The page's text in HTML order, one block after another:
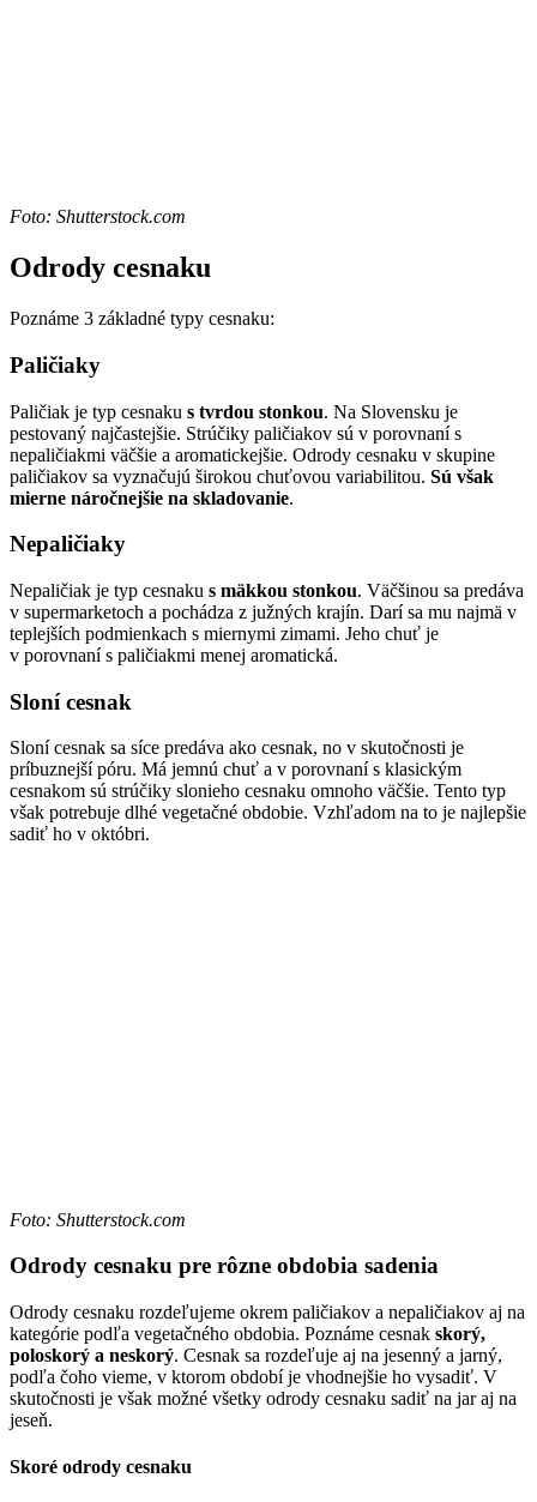
Foto: Shutterstock.com
Odrody cesnaku
Poznáme 3 základné typy cesnaku:
Paličiaky
Paličiak je typ cesnaku s tvrdou stonkou. Na Slovensku je
pestovaný najčastejšie. Strúčiky paličiakov sú v porovnaní s
nepaličiakmi väčšie a aromatickejšie. Odrody cesnaku v skupine
paličiakov sa vyznačujú širokou chuťovou variabilitou. Sú však
mierne náročnejšie na skladovanie.
Nepaličiaky
Nepaličiak je typ cesnaku s mäkkou stonkou. Väčšinou sa predáva
v supermarketoch a pochádza z južných krajín. Darí sa mu najmä v
teplejších podmienkach s miernymi zimami. Jeho chuť je
v porovnaní s paličiakmi menej aromatická.
Sloní cesnak
Sloní cesnak sa síce predáva ako cesnak, no v skutočnosti je
príbuznejší póru. Má jemnú chuť a v porovnaní s klasickým
cesnakom sú strúčiky slonieho cesnaku omnoho väčšie. Tento typ
však potrebuje dlhé vegetačné obdobie. Vzhľadom na to je najlepšie
sadiť ho v októbri.
Foto: Shutterstock.com
Odrody cesnaku pre rôzne obdobia sadenia
Odrody cesnaku rozdeľujeme okrem paličiakov a nepaličiakov aj na
kategórie podľa vegetačného obdobia. Poznáme cesnak skorý,
poloskorý a neskorý. Cesnak sa rozdeľuje aj na jesenný a jarný,
podľa čoho vieme, v ktorom období je vhodnejšie ho vysadiť. V
skutočnosti je však možné všetky odrody cesnaku sadiť na jar aj na
jeseň.
Skoré odrody cesnaku